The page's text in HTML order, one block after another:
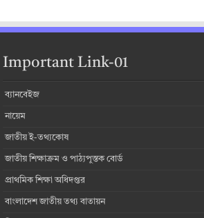
Important Link-01
ব্যানবেইজ
নায়েম
জাতীয় ই-তথ্যকোষ
জাতীয় শিক্ষাক্রম ও পাঠ্যপুস্তক বোর্ড
প্রাথমিক শিক্ষা অধিদপ্তর
বাংলাদেশ জাতীয় তথ্য বাতায়ন